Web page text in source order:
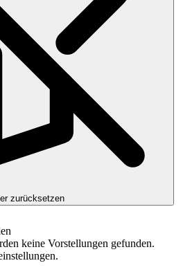
zurücksetzen
keine Vorstellungen gefunden.